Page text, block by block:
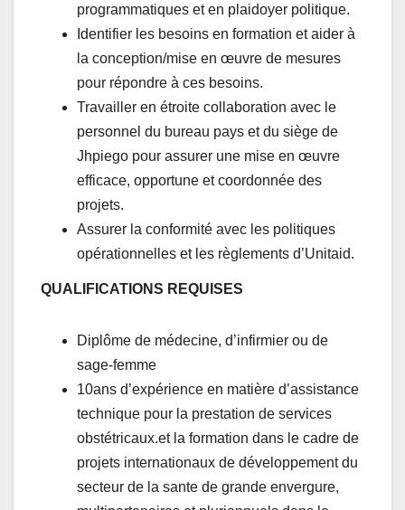
programmatiques et en plaidoyer politique.
Identifier les besoins en formation et aider à
la conception/mise en œuvre de mesures
pour répondre à ces besoins.
Travailler en étroite collaboration avec le
personnel du bureau pays et du siège de
Jhpiego pour assurer une mise en œuvre
efficace, opportune et coordonnée des
projets.
Assurer la conformité avec les politiques
opérationnelles et les règlements d’Unitaid.
QUALIFICATIONS REQUISES
Diplôme de médecine, d’infirmier ou de
sage-femme
10ans d’expérience en matière d’assistance
technique pour la prestation de services
obstétricaux.et la formation dans le cadre de
projets internationaux de développement du
secteur de la sante de grande envergure,